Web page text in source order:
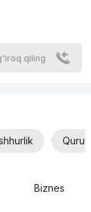
qiling
Biznes